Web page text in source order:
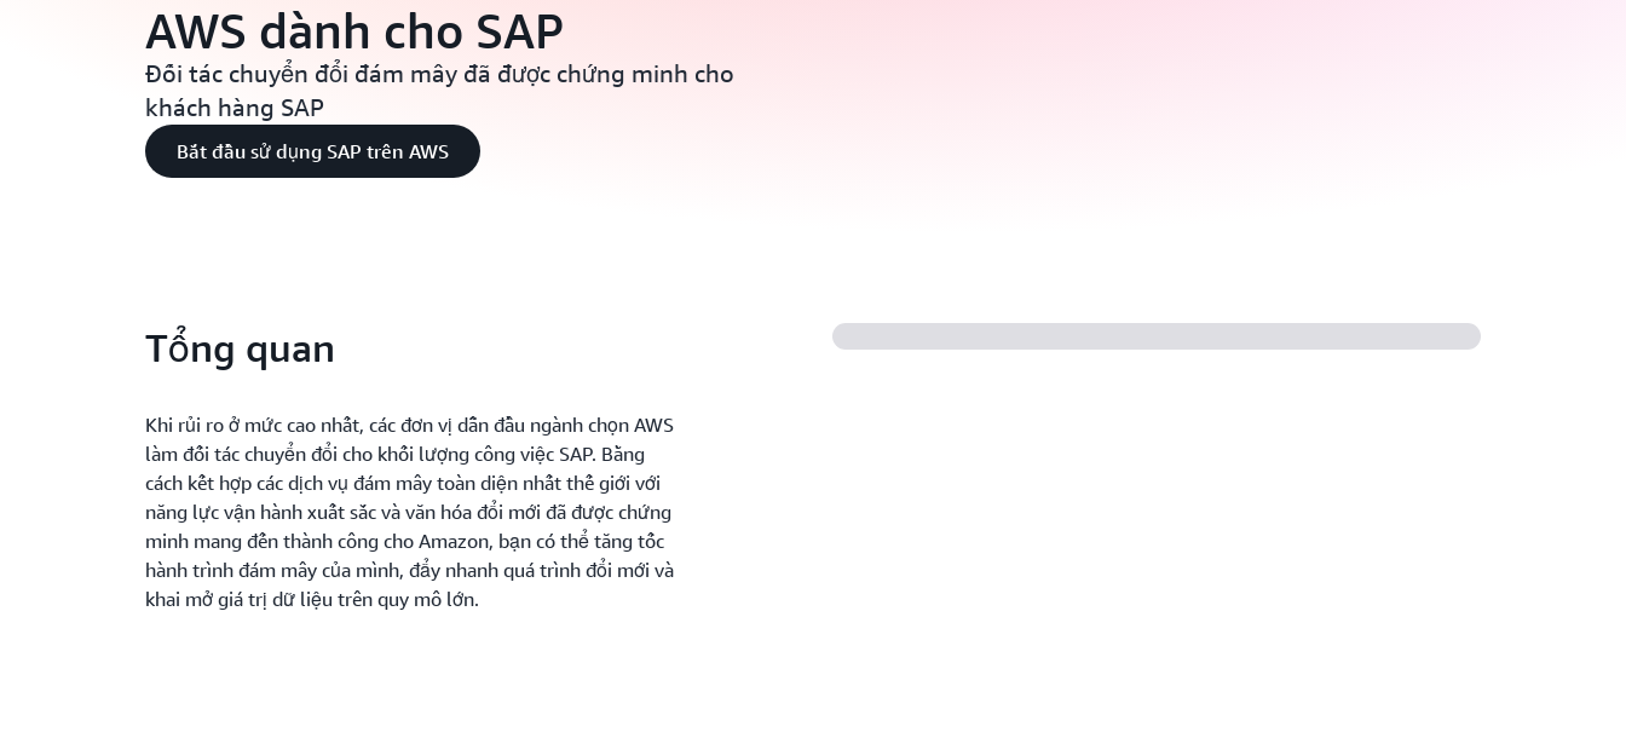
AWS dành cho SAP
Đối tác chuyển đổi đám mây đã được chứng minh cho
khách hàng SAP
Bắt đầu sử dụng SAP trên AWS
Tổng quan
Khi rủi ro ở mức cao nhất, các đơn vị dẫn đầu ngành chọn AWS
làm đối tác chuyển đổi cho khối lượng công việc SAP. Bằng
cách kết hợp các dịch vụ đám mây toàn diện nhất thế giới với
năng lực vận hành xuất sắc và văn hóa đổi mới đã được chứng
minh mang đến thành công cho Amazon, bạn có thể tăng tốc
hành trình đám mây của mình, đẩy nhanh quá trình đổi mới và
khai mở giá trị dữ liệu trên quy mô lớn.